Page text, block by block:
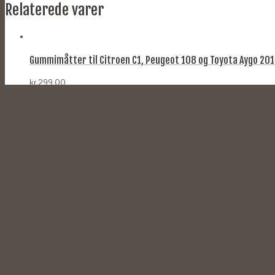
Relaterede varer
Gummimåtter til Citroen C1, Peugeot 108 og Toyota Aygo
kr.299,00